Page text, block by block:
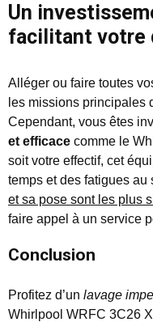
Un
facilitant votre
Alléger ou faire toutes
les missions principales
Cependant, vous êtes
et efficace comme le
soit votre effectif, cet
temps et des fatigues au
et sa pose sont les plus
faire appel à un service
Conclusion
Profitez d’un lavage
Whirlpool WRFC 3C26